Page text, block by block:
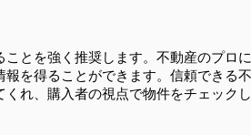
とを強く推奨します。不動産のプロに
を得ることができます。信頼できる不
れ、購入者の視点で物件をチェックし